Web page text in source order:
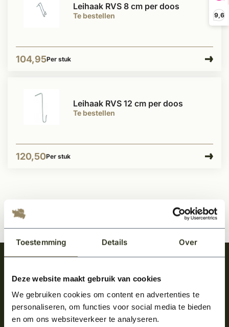
Toestemming Details Over
Deze website maakt gebruik van cookies
We gebruiken cookies om content en advertenties te
personaliseren, om functies voor social media te bieden
en om ons websiteverkeer te analyseren.
9,6
Te bestellen
Leihaak RVS 8 cm per doos
104,95Per stuk
Te bestellen
Leihaak RVS 12 cm per doos
120,50Per stuk
over onze kempische bouwstijl!
Aanmelden voor de nieuwsbrief